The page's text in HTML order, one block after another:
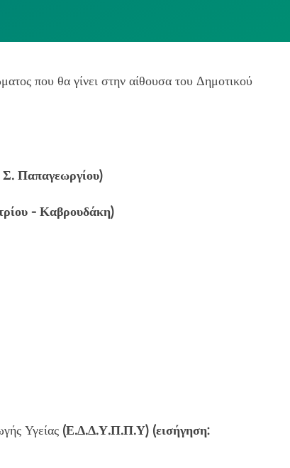
που θα γίνει στην αίθουσα του Δημοτικού
Σ. Παπαγεωργίου)
- Καβρουδάκη)
Υγείας (Ε.Δ.Δ.Υ.Π.Π.Υ) (εισήγηση: